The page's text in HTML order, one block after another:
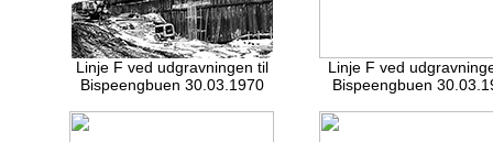
Linje F ved udgravningen til
Bispeengbuen 30.03.1970
Linje F ved
Bispeengbuen